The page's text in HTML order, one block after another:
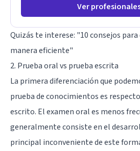
Ver
Quizás te interese: "10 consejos
manera eficiente"
2. Prueba oral vs prueba escrita
La primera diferenciación que
prueba de conocimientos es
escrito. El examen oral es menos
generalmente consiste en el
principal inconveniente de este